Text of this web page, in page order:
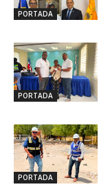
PORTADA
PORTADA
PORTADA